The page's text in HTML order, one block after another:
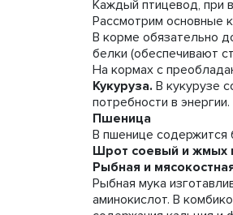
Каждый птицевод, при
Рассмотрим основные
В корме обязательно
белки (обеспечивают
На кормах с
Кукуруза. В кукурузе
потребности в энергии.
Пшеница
В пшенице содержится
Шрот соевый и жмых
Рыбная и
Рыбная мука
аминокислот. В